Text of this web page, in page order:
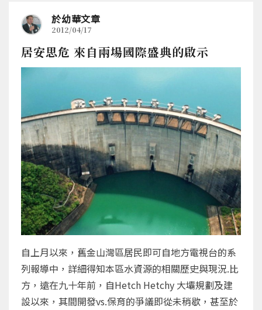
於幼華文章
2012/04/17
居安思危 來自兩場國際盛典的啟示
自上月以來，舊金山灣區居民即可自地方電視台的系
列報導中，詳細得知本區水資源的相關歷史與現況.比
方，遠在九十年前，自Hetch Hetchy 大壩規劃及建
設以來，其間開發vs.保育的爭議即從未稍歇，甚至於